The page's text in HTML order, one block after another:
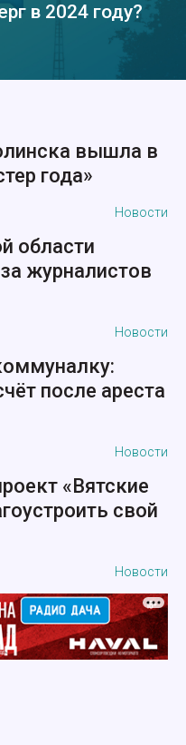
в 2024 году?
вышла в
года»
Новости
области
журналистов
Новости
после ареста
Новости
«Вятские
свой
Новости